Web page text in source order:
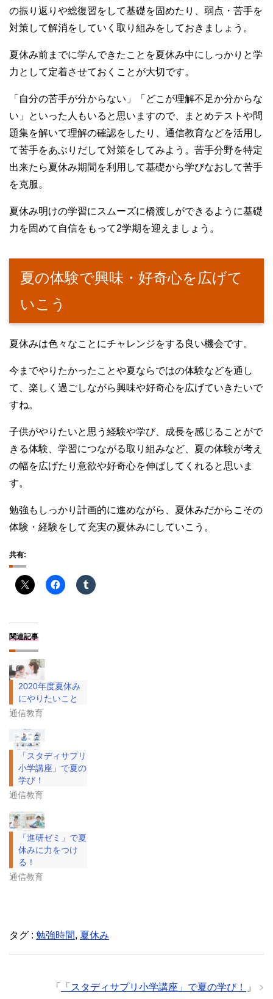
の振り返りや総復習をして基礎を固めたり、弱点・苦手を
対策して解消をしていく取り組みをしておきましょう。
夏休み前までに学んできたことを夏休み中にしっかりと学
力として定着させておくことが大切です。
「自分の苦手が分からない」「どこが理解不足か分からな
い」といった人もいると思いますので、まとめテストや問
題集を解いて理解の確認をしたり、通信教育などを活用し
て苦手をあぶりだして対策をしてみよう。苦手分野を特定
出来たら夏休み期間を利用して基礎から学びなおして苦手
を克服。
夏休み明けの学習にスムーズに橋渡しができるように基礎
力を固めて自信をもって2学期を迎えましょう。
夏の体験で興味・好奇心を広げて
いこう
夏休みは色々なことにチャレンジをする良い機会です。
今までやりたかったことや夏ならではの体験などを通し
て、楽しく過ごしながら興味や好奇心を広げていきたいで
すね。
子供がやりたいと思う経験や学び、成長を感じることがで
きる体験、学習につながる取り組みなど、夏の体験が考え
の幅を広げたり意欲や好奇心を伸ばしてくれると思いま
す。
勉強もしっかり計画的に進めながら、夏休みだからこその
体験・経験をして充実の夏休みにしていこう。
共有:
関連記事
2020年度夏休み
にやりたいこと
通信教育
「スタディサプリ
小学講座」で夏の
学び！
通信教育
「進研ゼミ」で夏
休みに力をつけ
る！
通信教育
タグ : 勉強時間, 夏休み
「 「スタディサプリ小学講座」で夏の学び！ 」